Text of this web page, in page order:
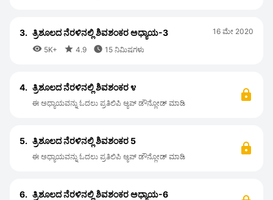
3. ತ್ರಿಶೂಲದ ನೆರಳಿನಲ್ಲಿ ಶಿವಶಂಕರ ಅಧ್ಯಾಯ-3
 5K+  4.9  15 ನಿಮಿಷಗಳು
16 ಮೇ 2020
4. ತ್ರಿಶೂಲದ ನೆರಳಿನಲ್ಲಿ ಶಿವಶಂಕರ ೪
ಈ ಅಧ್ಯಾಯವನ್ನು ಓದಲು ಪ್ರತಿಲಿಪಿ ಆ್ಯಪ್ ಡೌನ್ಲೋಡ್ ಮಾಡಿ
5. ತ್ರಿಶೂಲದ ನೆರಳಿನಲ್ಲಿ ಶಿವಶಂಕರ 5
ಈ ಅಧ್ಯಾಯವನ್ನು ಓದಲು ಪ್ರತಿಲಿಪಿ ಆ್ಯಪ್ ಡೌನ್ಲೋಡ್ ಮಾಡಿ
6. ತ್ರಿಶೂಲದ ನೆರಳಿನಲ್ಲಿ ಶಿವಶಂಕರ ಅಧ್ಯಾಯ-6